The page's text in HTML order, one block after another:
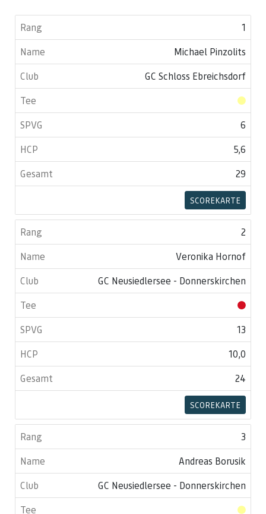
1
Michael Pinzolits
GC Schloss Ebreichsdorf
6
5,6
29
SCOREKARTE
2
Veronika Hornof
GC Neusiedlersee - Donnerskirchen
13
10,0
24
SCOREKARTE
3
Andreas Borusik
GC Neusiedlersee - Donnerskirchen